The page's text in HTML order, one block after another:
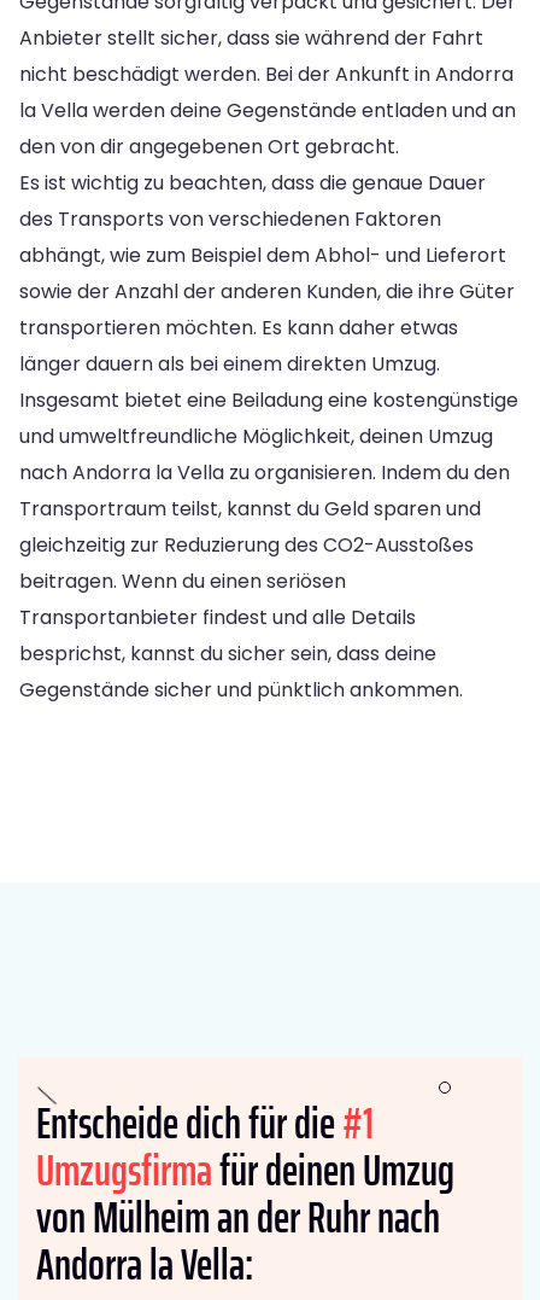
Anbieter stellt sicher, dass sie während der Fahrt
nicht beschädigt werden. Bei der Ankunft in Andorra
la Vella werden deine Gegenstände entladen und an
den von dir angegebenen Ort gebracht.
Es ist wichtig zu beachten, dass die genaue Dauer
des Transports von verschiedenen Faktoren
abhängt, wie zum Beispiel dem Abhol- und Lieferort
sowie der Anzahl der anderen Kunden, die ihre Güter
transportieren möchten. Es kann daher etwas
länger dauern als bei einem direkten Umzug.
Insgesamt bietet eine Beiladung eine kostengünstige
und umweltfreundliche Möglichkeit, deinen Umzug
nach Andorra la Vella zu organisieren. Indem du den
Transportraum teilst, kannst du Geld sparen und
gleichzeitig zur Reduzierung des CO2-Ausstoßes
beitragen. Wenn du einen seriösen
Transportanbieter findest und alle Details
besprichst, kannst du sicher sein, dass deine
Gegenstände sicher und pünktlich ankommen.
Entscheide dich für die#1
Umzugsfirmafür deinen Umzug
von Mülheim an der Ruhr nach
Andorra la Vella: